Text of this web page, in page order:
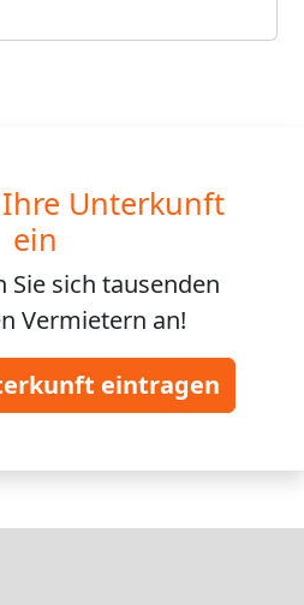
Ihre Unterkunft
ein
Sie sich tausenden
Vermietern an!
eintragen